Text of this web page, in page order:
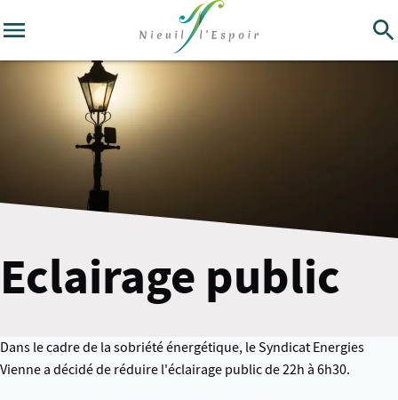
Eclairage public
Dans le cadre de la sobriété énergétique, le Syndicat Energies
Vienne a décidé de réduire l'éclairage public de 22h à 6h30.